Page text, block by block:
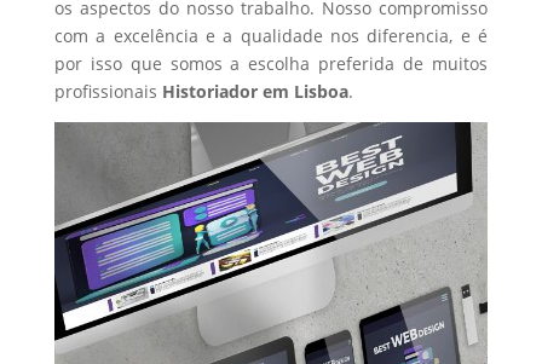
os aspectos do nosso trabalho. Nosso compromisso
com a excelência e a qualidade nos diferencia, e é
por isso que somos a escolha preferida de muitos
profissionais Historiadorem Lisboa.